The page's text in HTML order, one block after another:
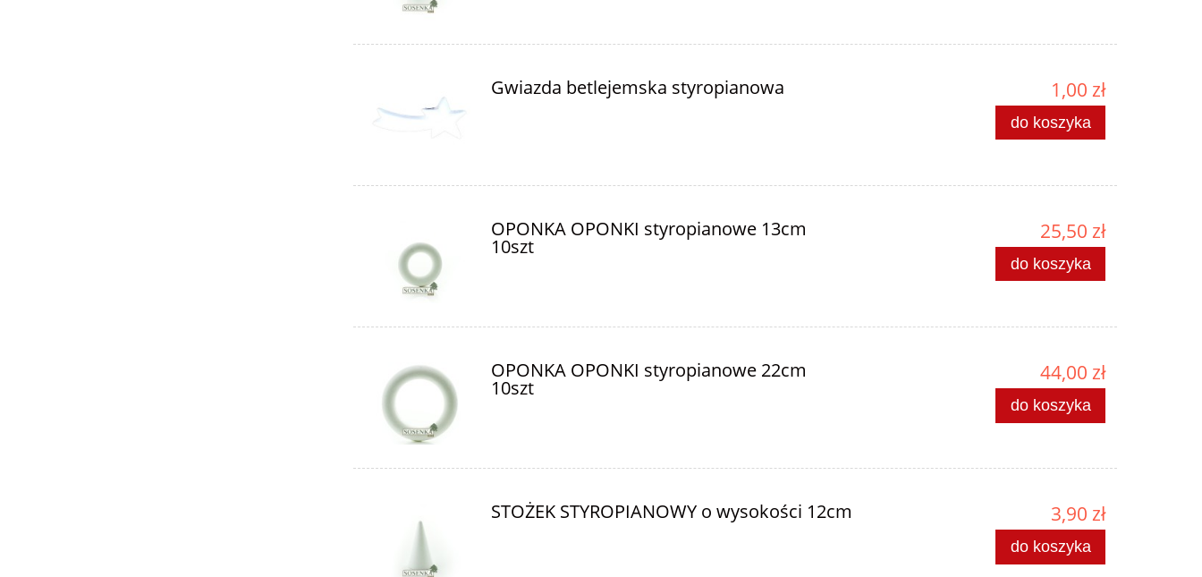
Gwiazda betlejemska styropianowa 1,00 zł
do koszyka
OPONKA OPONKI styropianowe 13cm
10szt
25,50 zł
do koszyka
OPONKA OPONKI styropianowe 22cm
10szt
44,00 zł
do koszyka
STOŻEK STYROPIANOWY o wysokości 12cm 3,90 zł
do koszyka